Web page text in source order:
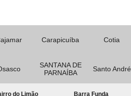
Carapicuíba Cotia
SANTANA DE
PARNAÍBA
Santo André
do Limão Barra Funda